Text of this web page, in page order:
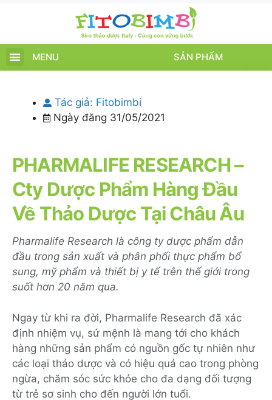
MENU SẢN PHẨM
Tác giả: Fitobimbi
Ngày đăng 31/05/2021
PHARMALIFE RESEARCH –
Cty Dược Phẩm Hàng Đầu
Về Thảo Dược Tại Châu Âu
Pharmalife Research là công ty dược phẩm dẫn
đầu trong sản xuất và phân phối thực phẩm bổ
sung, mỹ phẩm và thiết bị y tế trên thế giới trong
suốt hơn 20 năm qua.
Ngay từ khi ra đời, Pharmalife Research đã xác
định nhiệm vụ, sứ mệnh là mang tới cho khách
hàng những sản phẩm có nguồn gốc tự nhiên như
các loại thảo dược và có hiệu quả cao trong phòng
ngừa, chăm sóc sức khỏe cho đa dạng đối tượng
từ trẻ sơ sinh cho đến người lớn tuổi.